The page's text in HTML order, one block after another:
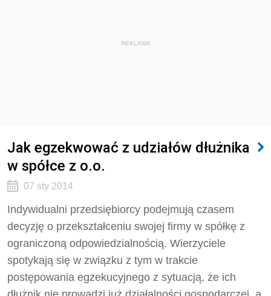
REKLAMA
Jak egzekwować z udziałów dłużnika
w spółce z o.o.
07 sty 2014
Indywidualni przedsiębiorcy podejmują czasem
decyzję o przekształceniu swojej firmy w spółkę z
ograniczoną odpowiedzialnością. Wierzyciele
spotykają się w związku z tym w trakcie
postępowania egzekucyjnego z sytuacją, że ich